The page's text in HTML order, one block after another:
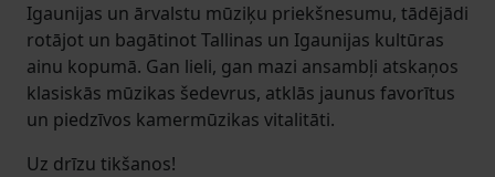
Igaunijas un ārvalstu mūziķu priekšnesumu, tādējādi
rotājot un bagātinot Tallinas un Igaunijas kultūras
ainu kopumā. Gan lieli, gan mazi ansambļi atskaņos
klasiskās mūzikas šedevrus, atklās jaunus favorītus
un piedzīvos kamermūzikas vitalitāti.
Uz drīzu tikšanos!